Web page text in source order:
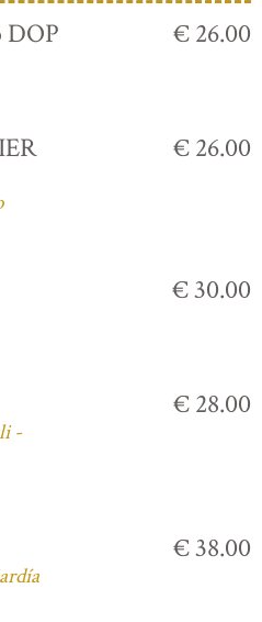
€ 26.00
€ 26.00
€ 30.00
-
€ 28.00
€ 38.00